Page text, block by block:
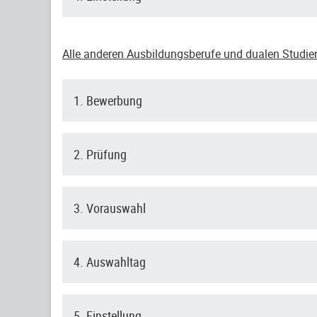
Alle anderen Ausbildungsberufe und dualen
1. Bewerbung
2. Prüfung
3. Vorauswahl
4. Auswahltag